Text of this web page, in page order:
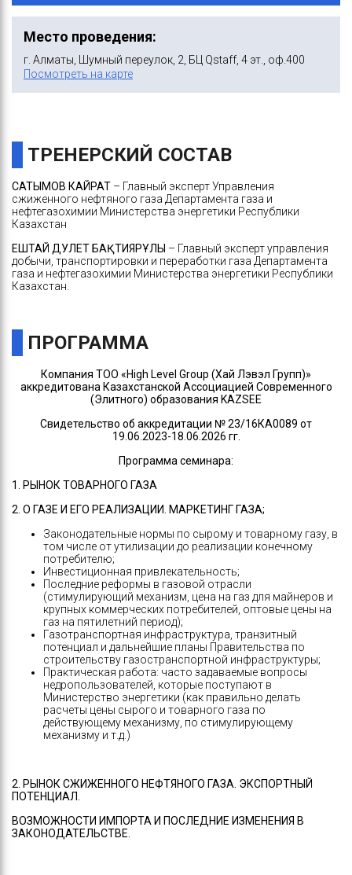
Место проведения:
г. Алматы, Шумный переулок, 2, БЦ Qstaff, 4 эт., оф.400
Посмотреть на карте
ТРЕНЕРСКИЙ СОСТАВ
САТЫМОВ КАЙРАТ – Главный эксперт Управления
сжиженного нефтяного газа Департамента газа и
нефтегазохимии Министерства энергетики Республики
Казахстан
ЕШТАЙ ДӘУЛЕТ БАҚТИЯРҰЛЫ – Главный эксперт управления
добычи, транспортировки и переработки газа Департамента
газа и нефтегазохимии Министерства энергетики Республики
Казахстан.
ПРОГРАММА
Компания ТОО «High Level Group (Хай Лэвэл Групп)»
аккредитована Казахстанской Ассоциацией Современного
(Элитного) образования KAZSEE
Свидетельство об аккредитации № 23/16КА0089 от
19.06.2023-18.06.2026 гг.
Программа семинара:
1
. РЫНОК ТОВАРНОГО ГАЗА
2. О ГАЗЕ И ЕГО РЕАЛИЗАЦИИ. МАРКЕТИНГ ГАЗА;
Законодательные нормы по сырому и товарному газу, в
том числе от утилизации до реализации конечному
потребителю;
Инвестиционная привлекательность;
Последние реформы в газовой отрасли
(стимулирующий механизм, цена на газ для майнеров и
крупных коммерческих потребителей, оптовые цены на
газ на пятилетний период);
Газотранспортная инфраструктура, транзитный
потенциал и дальнейшие планы Правительства по
строительству газостранспортной инфраструктуры;
Практическая работа: часто задаваемые вопросы
недропользователей, которые поступают в
Министерство энергетики (как правильно делать
расчеты цены сырого и товарного газа по
действующему механизму, по стимулирующему
механизму и т.д.)
2. РЫНОК СЖИЖЕННОГО НЕФТЯНОГО ГАЗА. ЭКСПОРТНЫЙ
ПОТЕНЦИАЛ.
ВОЗМОЖНОСТИ ИМПОРТА И ПОСЛЕДНИЕ ИЗМЕНЕНИЯ В
ЗАКОНОДАТЕЛЬСТВЕ.